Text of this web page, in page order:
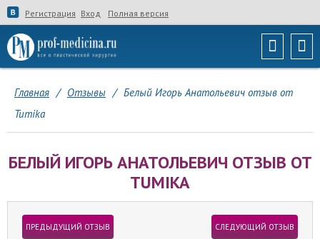
Регистрация Вход Полная версия
Главная / Отзывы / Белый Игорь Анатольевич отзыв от
Tumika
БЕЛЫЙ ИГОРЬ АНАТОЛЬЕВИЧ ОТЗЫВ ОТ
TUMIKA
ПРЕДЫДУЩИЙ ОТЗЫВ СЛЕДУЮЩИЙ ОТЗЫВ